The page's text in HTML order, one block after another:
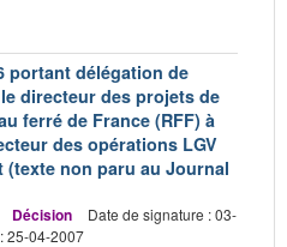
portant délégation de
directeur des projets de
ferré de France (RFF) à
des opérations LGV
(texte non paru au Journal
Décision
Date de signature : 03-
25-04-2007